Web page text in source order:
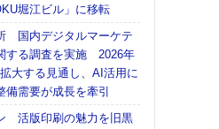
堀江ビル」に移転
国内デジタルマーケテ
する調査を実施 2026年
大する見通し、AI活用に
備需要が成長を牽引
活版印刷の魅力を旧黒